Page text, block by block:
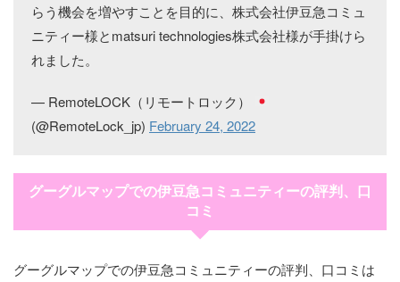
らう機会を増やすことを目的に、株式会社伊豆急コミュ
ニティー様とmatsuri technologies株式会社様が手掛けら
れました。
— RemoteLOCK（リモートロック）
(@RemoteLock_jp) February 24, 2022
グーグルマップでの伊豆急コミュニティーの評判、口
コミ
グーグルマップでの伊豆急コミュニティーの評判、口コミは